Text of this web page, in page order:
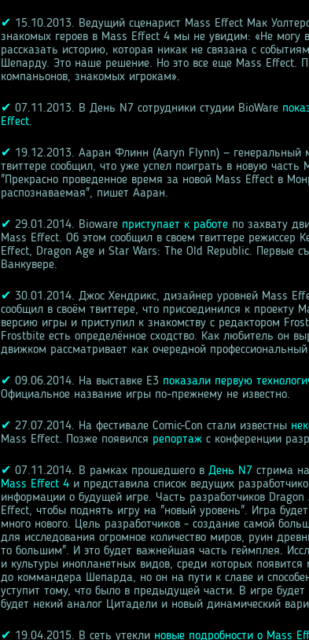
✔ 15.10.2013. Ведущий сценарист Mass Effect Мак
знакомых героев в Mass Effect 4 мы не увидим: «Не могу
рассказать историю, которая никак не связана с
Шепарду. Это наше решение. Но это все еще Mass Effect.
компаньонов, знакомых игрокам».
✔ 07.11.2013. В День N7 сотрудники студии BioWare
Effect.
✔ 19.12.2013. Ааран Флинн (Aaryn Flynn) — генеральный
твиттере сообщил, что уже успел поиграть в новую
"Прекрасно проведенное время за новой Mass Effect в
распознаваемая", пишет Ааран.
✔ 29.01.2014. Bioware приступает к работе по захвату
Mass Effect. Об этом сообщил в своем твиттере режиссер
Effect, Dragon Age и Star Wars: The Old Republic. Первые
Ванкувере.
✔ 30.01.2014. Джос Хендрикс, дизайнер уровней Mass
сообщил в своём твиттере, что присоединился к проекту
версию игры и приступил к знакомству с редактором
Frostbite есть определённое сходство. Как любитель он
движком рассматривает как очередной
✔ 09.06.2014. На выставке Е3 показали первую
Официальное название игры по-прежнему не известно.
✔ 27.07.2014. На фестивале Comic-Con стали известны
Mass Effect. Позже появился репортаж с конференции
✔ 07.11.2014. В рамках прошедшего в День N7 стрима
Mass Effect 4 и представила список ведущих
информации о будущей игре. Часть разработчиков
Effect, чтобы поднять игру на "новый уровень". Игра
много нового. Цель разработчиков - создание самой
для исследования огромное количество миров, руин
то большим". И это будет важнейшая часть геймплея.
и культуры инопланетных видов, среди которых
до коммандера Шепарда, но он на пути к славе и
уступит тому, что было в предыдущей части. В игре
будет некий аналог Цитадели и новый динамический
✔ 19.04.2015. В сеть утекли новые подробности о Mass